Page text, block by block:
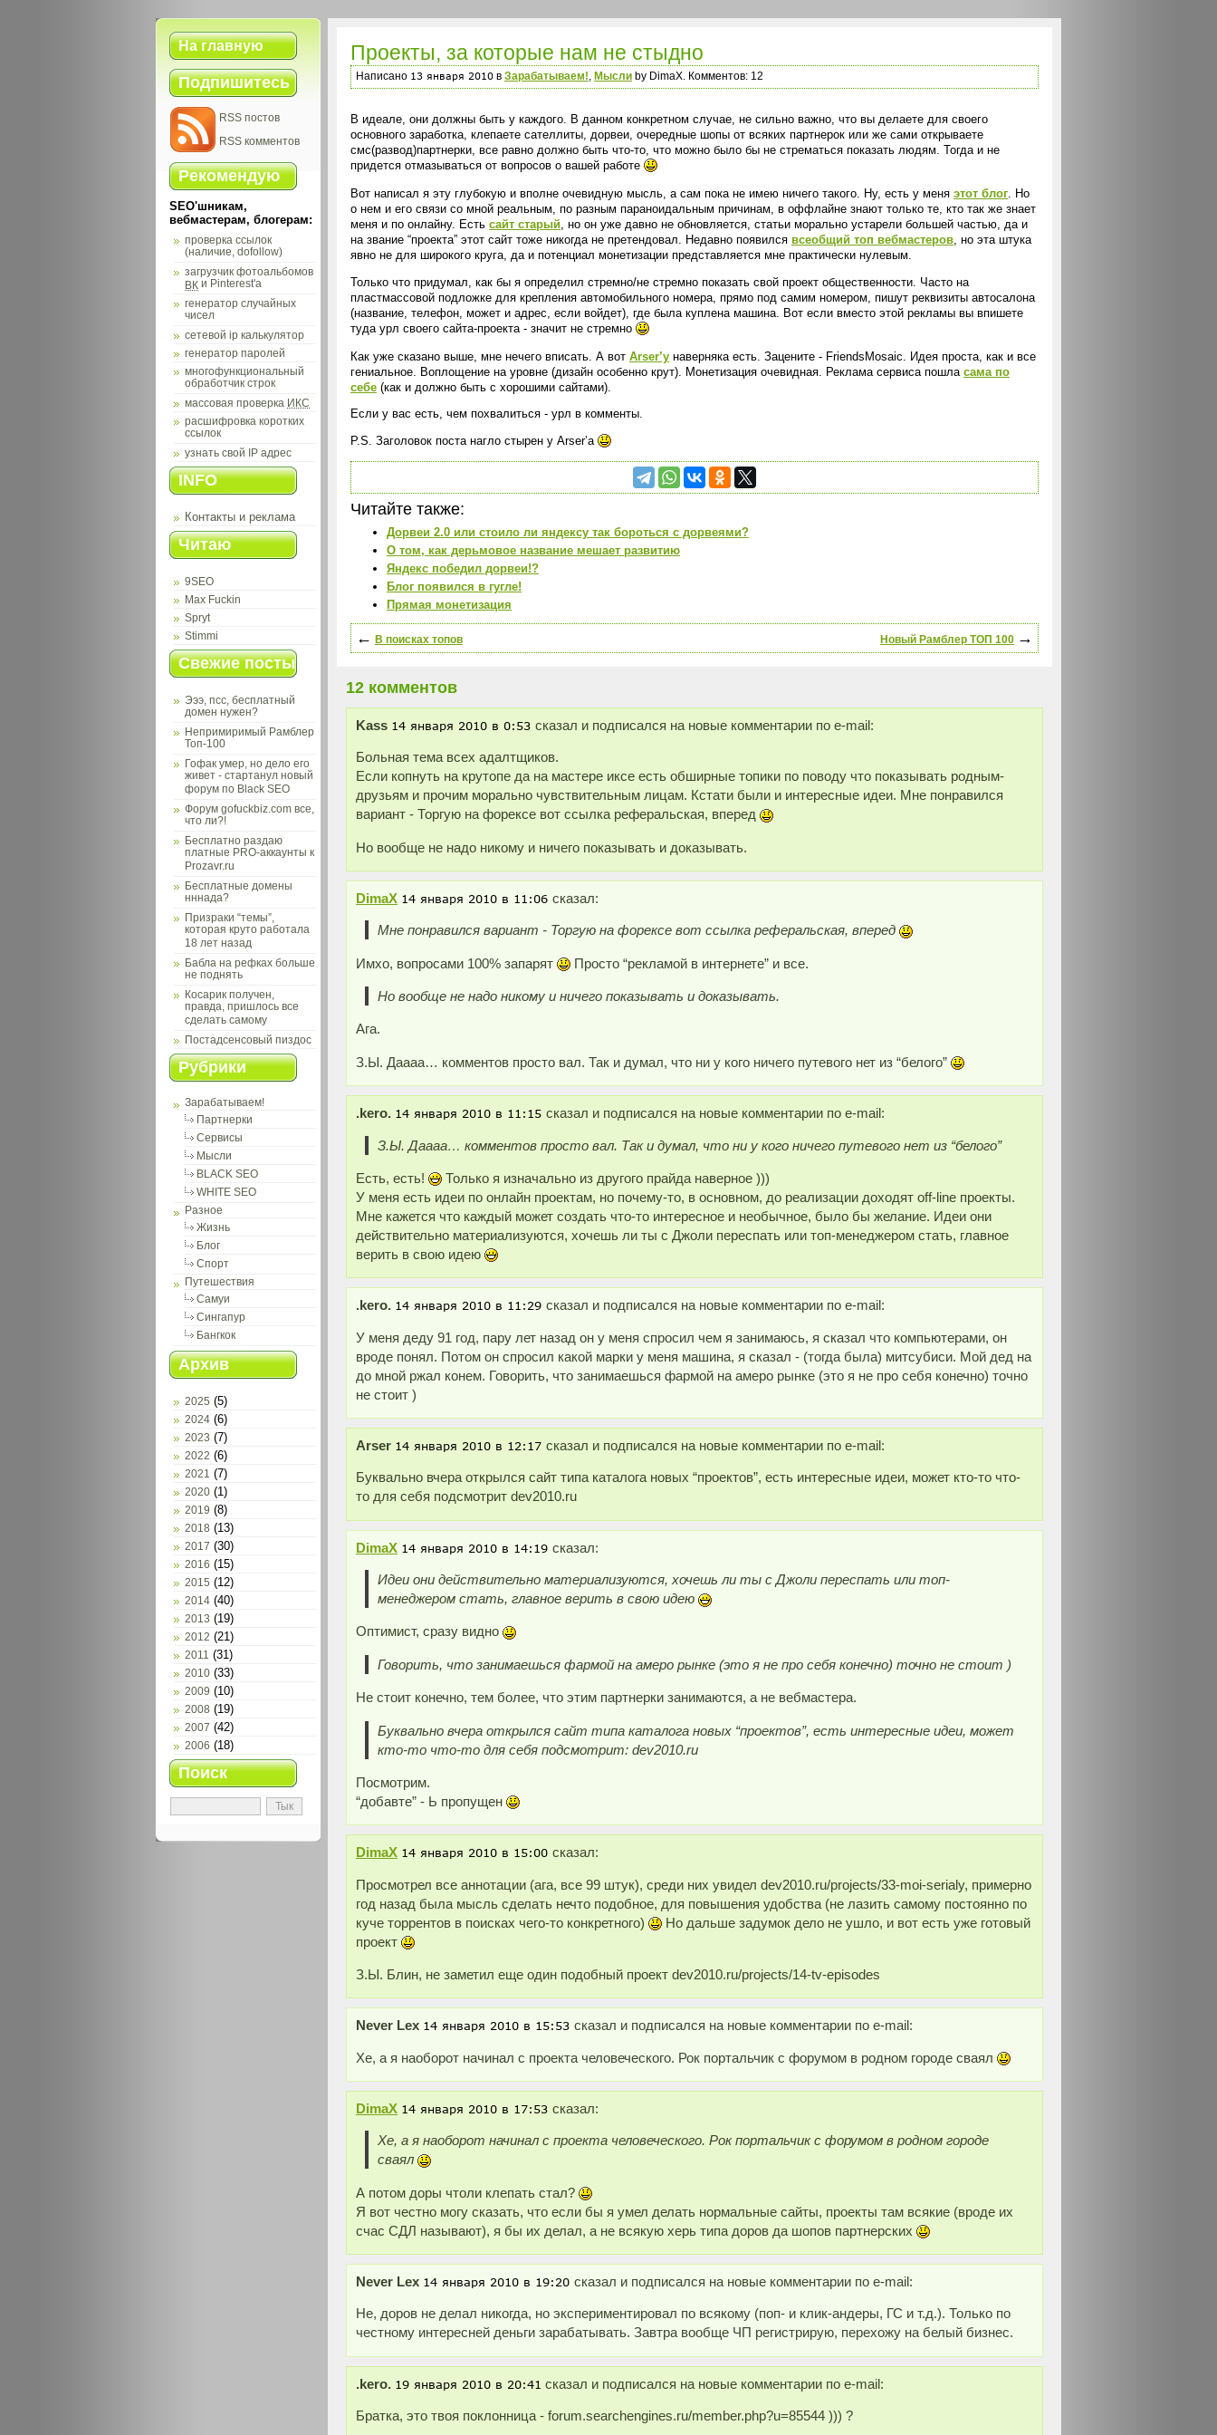
На главную
Подпишитесь
RSS постов
RSS комментов
Рекомендую
SEO'шникам,
вебмастерам, блогерам:
проверка ссылок
(наличие, dofollow)
загрузчик фотоальбомов
ВК и Pinterest'а
генератор случайных
чисел
сетевой ip калькулятор
генератор паролей
многофункциональный
обработчик строк
массовая проверка ИКС
расшифровка коротких
ссылок
узнать свой IP адрес
INFO
Контакты и реклама
Читаю
9SEO
Max Fuckin
Spryt
Stimmi
Свежие посты
Эээ, псс, бесплатный
домен нужен?
Непримиримый Рамблер
Топ-100
Гофак умер, но дело его
живет - стартанул новый
форум по Black SEO
Форум gofuckbiz.com все,
что ли?!
Бесплатно раздаю
платные PRO-аккаунты к
Prozavr.ru
Бесплатные домены
нннада?
Призраки “темы”,
которая круто работала
18 лет назад
Бабла на рефках больше
не поднять
Косарик получен,
правда, пришлось все
сделать самому
Постадсенсовый пиздос
Рубрики
Зарабатываем!
Партнерки
Сервисы
Мысли
BLACK SEO
WHITE SEO
Разное
Жизнь
Блог
Спорт
Путешествия
Самуи
Сингапур
Бангкок
Архив
2025 (5)
2024 (6)
2023 (7)
2022 (6)
2021 (7)
2020 (1)
2019 (8)
2018 (13)
2017 (30)
2016 (15)
2015 (12)
2014 (40)
2013 (19)
2012 (21)
2011 (31)
2010 (33)
2009 (10)
2008 (19)
2007 (42)
2006 (18)
Поиск
Проекты, за которые нам не стыдно
Написано в Зарабатываем! Мысли by DimaX. Комментов: 12
В идеале, они должны быть у каждого. В данном конкретном случае, не сильно важно, что вы делаете для своего
основного заработка, клепаете сателлиты, дорвеи, очередные шопы от всяких партнерок или же сами открываете
смс(развод)партнерки, все равно должно быть что-то, что можно было бы не стрематься показать людям. Тогда и не
придется отмазываться от вопросов о вашей работе
Вот написал я эту глубокую и вполне очевидную мысль, а сам пока не имею ничего такого. Ну, есть у меня этот блог . Но
о нем и его связи со мной реальным, по разным параноидальным причинам, в оффлайне знают только те, кто так же знает
меня и по онлайну. Есть сайт старый , но он уже давно не обновляется, статьи морально устарели большей частью, да и
на звание “проекта” этот сайт тоже никогда не претендовал. Недавно появился всеобщий топ вебмастеров , но эта штука
явно не для широкого круга, да и потенциал монетизации представляется мне практически нулевым.
Только что придумал, как бы я определил стремно/не стремно показать свой проект общественности. Часто на
пластмассовой подложке для крепления автомобильного номера, прямо под самим номером, пишут реквизиты автосалона
(название, телефон, может и адрес, если войдет), где была куплена машина. Вот если вместо этой рекламы вы впишете
туда урл своего сайта-проекта - значит не стремно
Как уже сказано выше, мне нечего вписать. А вот Arser’у наверняка есть. Зацените - FriendsMosaic. Идея проста, как и все
гениальное. Воплощение на уровне (дизайн особенно крут). Монетизация очевидная. Реклама сервиса пошла сама по
себе (как и должно быть с хорошими сайтами).
Если у вас есть, чем похвалиться - урл в комменты.
P.S. Заголовок поста нагло стырен у Arser’a
Читайте также:
Дорвеи 2.0 или стоило ли яндексу так бороться с дорвеями?
О том, как дерьмовое название мешает развитию
Яндекс победил дорвеи!?
Блог появился в гугле!
Прямая монетизация
← В поисках топов Новый Рамблер ТОП 100 →
12 комментов
Kass сказал и подписался на новые комментарии по e-mail:
Больная тема всех адалтщиков.
Если копнуть на крутопе да на мастере иксе есть обширные топики по поводу что показывать родным-
друзьям и прочим морально чувствительным лицам. Кстати были и интересные идеи. Мне понравился
вариант - Торгую на форексе вот ссылка реферальская, вперед
Но вообще не надо никому и ничего показывать и доказывать.
DimaX сказал:
Мне понравился вариант - Торгую на форексе вот ссылка реферальская, вперед
Имхо, вопросами 100% запарят Просто “рекламой в интернете” и все.
Но вообще не надо никому и ничего показывать и доказывать.
Ага.
З.Ы. Даааа… комментов просто вал. Так и думал, что ни у кого ничего путевого нет из “белого”
.kero. сказал и подписался на новые комментарии по e-mail:
З.Ы. Даааа… комментов просто вал. Так и думал, что ни у кого ничего путевого нет из “белого”
Есть, есть!
Только я изначально из другого прайда наверное )))
У меня есть идеи по онлайн проектам, но почему-то, в основном, до реализации доходят off-line проекты.
Мне кажется что каждый может создать что-то интересное и необычное, было бы желание. Идеи они
действительно материализуются, хочешь ли ты с Джоли переспать или топ-менеджером стать, главное
верить в свою идею
.kero. сказал и подписался на новые комментарии по e-mail:
У меня деду 91 год, пару лет назад он у меня спросил чем я занимаюсь, я сказал что компьютерами, он
вроде понял. Потом он спросил какой марки у меня машина, я сказал - (тогда была) митсубиси. Мой дед на
до мной ржал конем. Говорить, что занимаешься фармой на амеро рынке (это я не про себя конечно) точно
не стоит )
Arser сказал и подписался на новые комментарии по e-mail:
Буквально вчера открылся сайт типа каталога новых “проектов”, есть интересные идеи, может кто-то что-
то для себя подсмотрит dev2010.ru
DimaX сказал:
Идеи они действительно материализуются, хочешь ли ты с Джоли переспать или топ-
менеджером стать, главное верить в свою идею
Оптимист, сразу видно
Говорить, что занимаешься фармой на амеро рынке (это я не про себя конечно) точно не стоит )
Не стоит конечно, тем более, что этим партнерки занимаются, а не вебмастера.
Буквально вчера открылся сайт типа каталога новых “проектов”, есть интересные идеи, может
кто-то что-то для себя подсмотрит: dev2010.ru
Посмотрим.
“добавте” - Ь пропущен
DimaX сказал:
Просмотрел все аннотации (ага, все 99 штук), среди них увидел dev2010.ru/projects/33-moi-serialy, примерно
год назад была мысль сделать нечто подобное, для повышения удобства (не лазить самому постоянно по
куче торрентов в поисках чего-то конкретного)
Но дальше задумок дело не ушло, и вот есть уже готовый
проект
З.Ы. Блин, не заметил еще один подобный проект dev2010.ru/projects/14-tv-episodes
Never Lex сказал и подписался на новые комментарии по e-mail:
Хе, а я наоборот начинал с проекта человеческого. Рок портальчик с форумом в родном городе сваял
DimaX сказал:
Хе, а я наоборот начинал с проекта человеческого. Рок портальчик с форумом в родном городе
сваял
А потом доры чтоли клепать стал?
Я вот честно могу сказать, что если бы я умел делать нормальные сайты, проекты там всякие (вроде их
счас СДЛ называют), я бы их делал, а не всякую херь типа доров да шопов партнерских
Never Lex сказал и подписался на новые комментарии по e-mail:
Не, доров не делал никогда, но экспериментировал по всякому (поп- и клик-андеры, ГС и т.д.). Только по
честному интересней деньги зарабатывать. Завтра вообще ЧП регистрирую, перехожу на белый бизнес.
.kero. сказал и подписался на новые комментарии по e-mail:
Братка, это твоя поклонница - forum.searchengines.ru/member.php?u=85544 ))) ?